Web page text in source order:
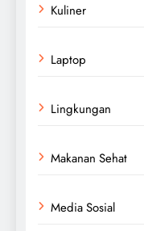
Kuliner
Laptop
Lingkungan
Makanan Sehat
Media Sosial